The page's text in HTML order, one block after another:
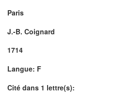
Paris
J.-B. Coignard
1714
Langue: F
Cité dans 1 lettre(s):